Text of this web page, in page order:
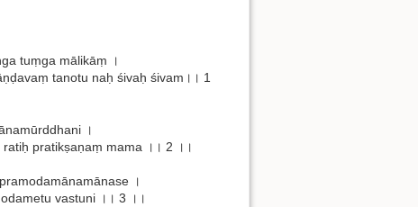
tuṃga mālikāṃ ।
tanotu naḥ śivaḥ śivam।। 1
।
pratikṣaṇaṃ mama ।। 2 ।।
।
vastuni ।। 3 ।।